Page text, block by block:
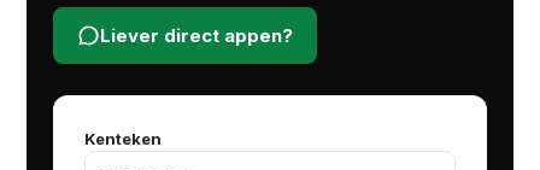
Liever direct appen?
Kenteken